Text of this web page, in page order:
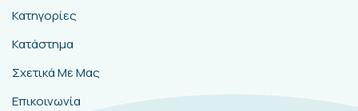
Κατηγορίες
Κατάστημα
Σχετικά Με Μας
Επικοινωνία